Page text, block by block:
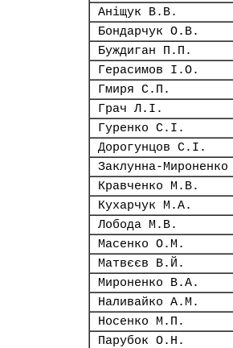
Аніщук В.В.
Бондарчук О.В.
Буждиган П.П.
Герасимов І.О.
Гмиря С.П.
Грач Л.І.
Гуренко С.І.
Дорогунцов С.І.
Заклунна-
Кравченко М.В.
Кухарчук М.А.
Лобода М.В.
Масенко О.М.
Матвєєв В.Й.
Мироненко В.А.
Наливайко А.М.
Носенко М.П.
Парубок О.Н.